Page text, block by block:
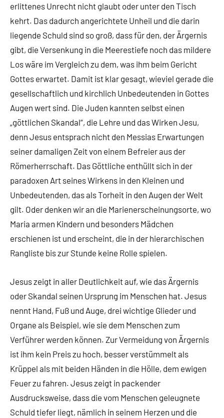
erlittenes Unrecht nicht glaubt oder unter den Tisch
kehrt. Das dadurch angerichtete Unheil und die darin
liegende Schuld sind so groß, dass für den, der Ärgernis
gibt, die Versenkung in die Meerestiefe noch das mildere
Los wäre im Vergleich zu dem, was ihm beim Gericht
Gottes erwartet. Damit ist klar gesagt, wieviel gerade die
gesellschaftlich und kirchlich Unbedeutenden in Gottes
Augen wert sind. Die Juden kannten selbst einen
„göttlichen Skandal“, die Lehre und das Wirken Jesu,
denn Jesus entsprach nicht den Messias Erwartungen
seiner damaligen Zeit von einem Befreier aus der
Römerherrschaft. Das Göttliche enthüllt sich in der
paradoxen Art seines Wirkens in den Kleinen und
Unbedeutenden, das als Torheit in den Augen der Welt
gilt. Oder denken wir an die Marienerscheinungsorte, wo
Maria armen Kindern und besonders Mädchen
erschienen ist und erscheint, die in der hierarchischen
Rangliste bis zur Stunde keine Rolle spielen.
Jesus zeigt in aller Deutlichkeit auf, wie das Ärgernis
oder Skandal seinen Ursprung im Menschen hat. Jesus
nennt Hand, Fuß und Auge, drei wichtige Glieder und
Organe als Beispiel, wie sie dem Menschen zum
Verführer werden können. Zur Vermeidung von Ärgernis
ist ihm kein Preis zu hoch, besser verstümmelt als
Krüppel als mit beiden Händen in die Hölle, dem ewigen
Feuer zu fahren. Jesus zeigt in packender
Ausdrucksweise, dass die vom Menschen geleugnete
Schuld tiefer liegt, nämlich in seinem Herzen und die